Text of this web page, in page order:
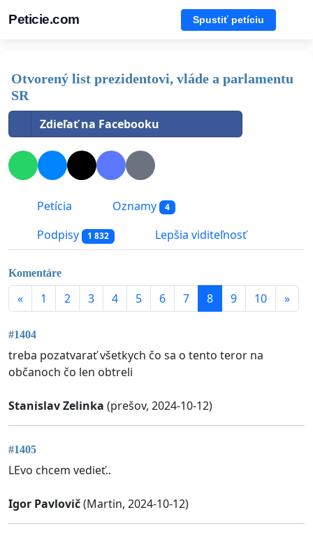
Peticie.com Spustiť petíciu
Otvorený list prezidentovi, vláde a parlamentu
SR
Zdieľať na Facebooku
Petícia Oznamy 4
Podpisy 1 832 Lepšia viditeľnosť
Komentáre
« 1 2 3 4 5 6 7 8 9 10 »
#1404
treba pozatvarať všetkych čo sa o tento teror na
občanoch čo len obtreli
Stanislav Zelinka (prešov, 2024-10-12)
#1405
LEvo chcem vedieť..
Igor Pavlovič(Martin, 2024-10-12)